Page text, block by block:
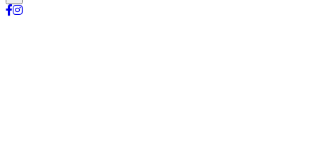
Schließen